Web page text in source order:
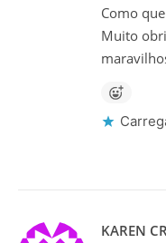
Como
Muito
KAREN